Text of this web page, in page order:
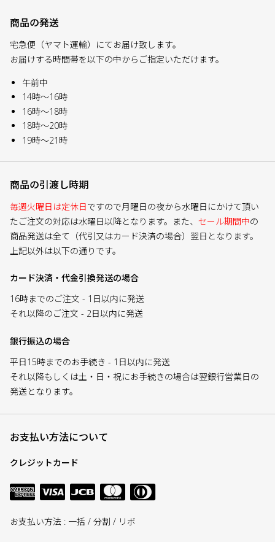
商品の発送
宅急便（ヤマト運輸）にてお届け致します。
お届けする時間帯を以下の中からご指定いただけます。
午前中
14時～16時
16時～18時
18時～20時
19時～21時
商品の引渡し時期
毎週火曜日は定休日ですので月曜日の夜から水曜日にかけて頂い
たご注文の対応は水曜日以降となります。また、 セール期間中の
商品発送は全て（代引又はカード決済の場合）翌日となります。
上記以外は以下の通りです。
カード決済・代金引換発送の場合
16時までのご注文 - 1日以内に発送
それ以降のご注文 - 2日以内に発送
銀行振込の場合
平日15時までのお手続き - 1日以内に発送
それ以降もしくは土・日・祝にお手続きの場合は翌銀行営業日の
発送となります。
お支払い方法について
クレジットカード
お支払い方法 : 一括 / 分割 / リボ